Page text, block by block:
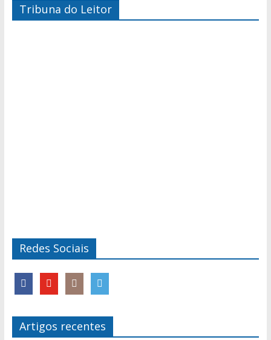
Tribuna do Leitor
Redes Sociais
Artigos recentes